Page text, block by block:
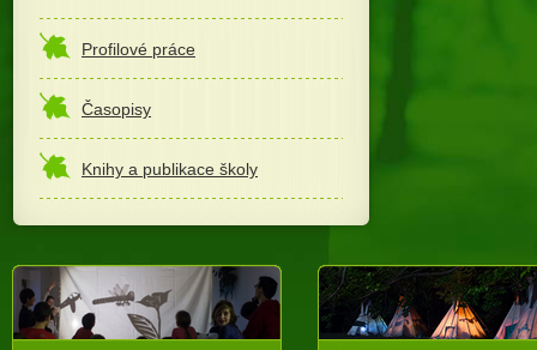
Profilové práce
Časopisy
Knihy a publikace školy